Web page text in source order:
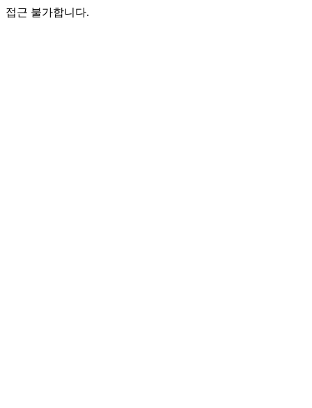
접근 불가합니다.